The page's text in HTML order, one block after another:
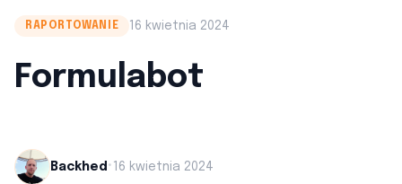
RAPORTOWANIE 16 kwietnia 2024
Formulabot
Backhed • 16 kwietnia 2024